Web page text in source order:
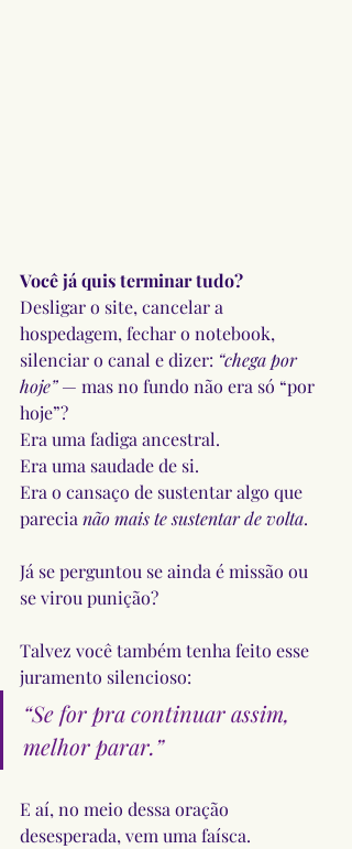
Você já quis terminar tudo?
Desligar o site, cancelar a
hospedagem, fechar o notebook,
silenciar o canal e dizer: “chega por
hoje” — mas no fundo não era só “por
hoje”?
Era uma fadiga ancestral.
Era uma saudade de si.
Era o cansaço de sustentar algo que
parecia não mais te sustentar de volta.
Já se perguntou se ainda é missão ou
se virou punição?
Talvez você também tenha feito esse
juramento silencioso:
“Se for pra continuar assim,
melhor parar.”
E aí, no meio dessa oração
desesperada, vem uma faísca.